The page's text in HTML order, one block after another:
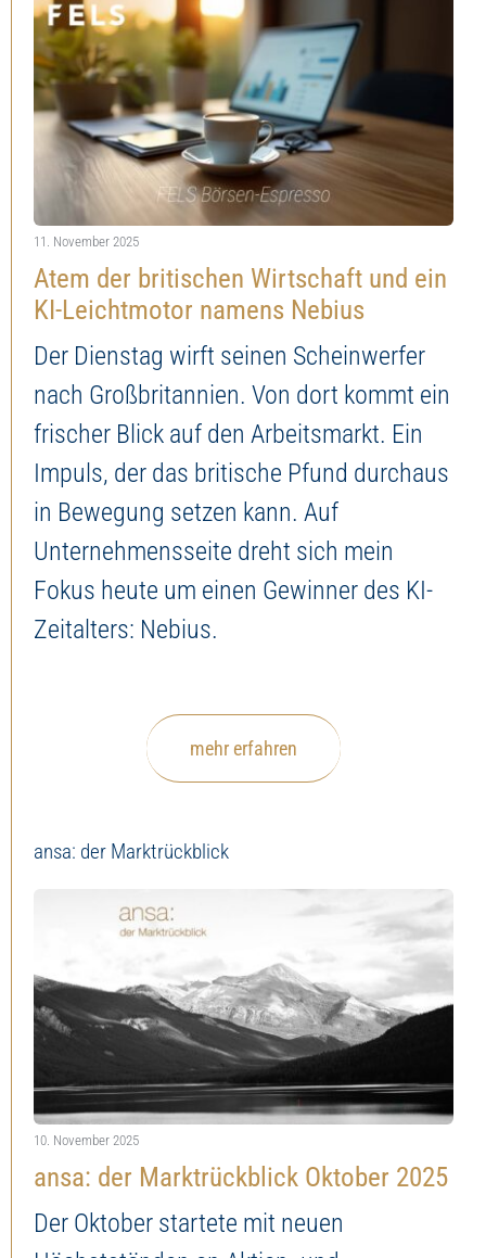
11. November 2025
Atem der britischen Wirtschaft und ein
KI-Leichtmotor namens Nebius
Der Dienstag wirft seinen Scheinwerfer
nach Großbritannien. Von dort kommt ein
frischer Blick auf den Arbeitsmarkt. Ein
Impuls, der das britische Pfund durchaus
in Bewegung setzen kann. Auf
Unternehmensseite dreht sich mein
Fokus heute um einen Gewinner des KI-
Zeitalters: Nebius.
mehr erfahren
ansa: der Marktrückblick
10. November 2025
ansa: der Marktrückblick Oktober 2025
Der Oktober startete mit neuen